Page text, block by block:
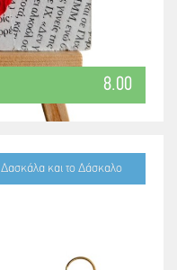
8.00
και το Δάσκαλο